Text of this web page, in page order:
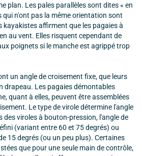
plan. Les pales parallèles sont dites « en
qui n'ont pas la même orientation sont
kayakistes affirment que les pagaies à
au vent. Elles risquent cependant de
poignets si le manche est agrippé trop
un angle de croisement fixe, que leurs
drapeau. Les pagaies démontables
quant à elles, peuvent être assemblées
Le type de virole détermine l'angle
des viroles à bouton-pression, l'angle de
(variant entre 60 et 75 degrés) ou
15 degrés (ou un peu plus). Certaines
que pour une seule main de contrôle,